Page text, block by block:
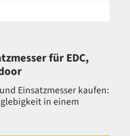
für EDC,
Einsatzmesser kaufen:
in einem